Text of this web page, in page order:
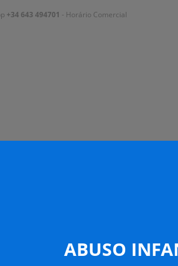
+34 643 494701 - Horário Comercial
ABUSO